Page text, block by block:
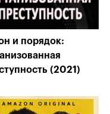
и порядок:
(2021)